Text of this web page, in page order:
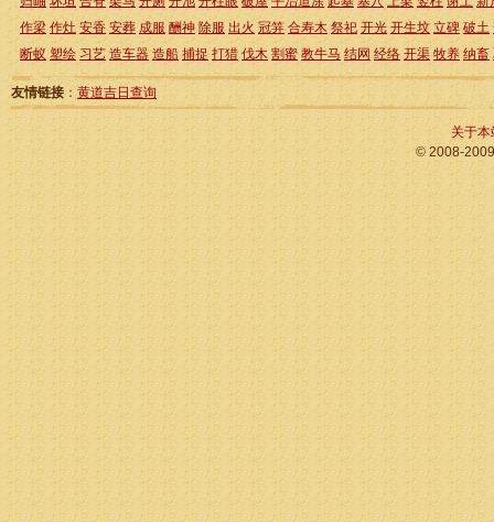
作梁 作灶 安香 安葬 成服 酬神 除服 出火 冠笄 合寿木 祭祀 开光 开生坟 立碑 破土
断蚁 塑绘 习艺 造车器 造船 捕捉 打猎 伐木 割蜜 教牛马 结网 经络 开渠 牧养 纳畜
友情链接：黄道吉日查询
关于本
© 2008-